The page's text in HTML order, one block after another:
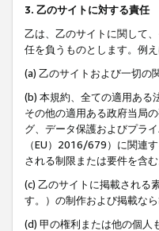
3. 乙のサイトに対する責任
乙は、乙のサイトに関して
任を負うものとします。例
(a) 乙のサイトおよび一切の
(b) 本規約、全ての適用ある
その他の適用ある政府当局
グ、データ保護およびプラ
（EU）2016/679）に関連
される制限または要件を含
(c) 乙のサイトに掲載される
す。）の制作および掲載な
(d) 甲の権利または他の個人